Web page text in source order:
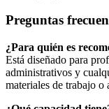
Preguntas
¿Para quién es
Está diseñado para
administrativos y
materiales de trabajo o